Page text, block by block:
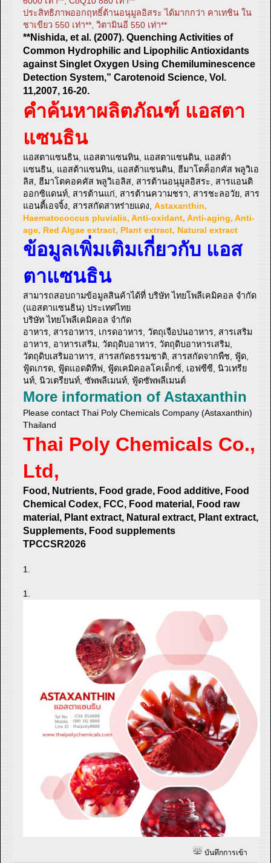
ประสิทธิภาพออกฤทธิ์ต้านอนุมูลอิสระ ได้มากกว่า คาเทชิน ใน
ชาเขียว 550 เท่า**, วิตามินอี 550 เท่า**
**Nishida, et al. (2007). Quenching Activities of
Common Hydrophilic and Lipophilic Antioxidants
against Singlet Oxygen Using Chemiluminescence
Detection System,” Carotenoid Science, Vol.
11,2007, 16-20.
คำค้นหาผลิตภัณฑ์ แอสตา
แซนธิน
แอสตาแซนธิน, แอสตาแซนทิน, แอสตาแซนติน, แอสต้า
แซนธิน, แอสต้าแซนทิน, แอสต้าแซนติน, ฮีมาโตค็อกคัส พลูวิเอ
ลิส, ฮีมาโตคอคคัส พลูวิเอลิส, สารต้านอนุมูลอิสระ, สารแอนติ
ออกซิแดนท์, สารต้านแก่, สารต้านความชรา, สารชะลอวัย, สาร
แอนตี้เอจจิ้ง, สารสกัดสาหร่ายแดง,Astaxanthin,
Haematococcus pluvialis, Anti-oxidant, Anti-aging, Anti-
age, Red Algae extract, Plant extract, Natural extract
ข้อมูลเพิ่มเติมเกี่ยวกับ แอส
ตาแซนธิน
สามารถสอบถามข้อมูลสินค้าได้ที่ บริษัท ไทยโพลีเคมิคอล จำกัด
(แอสตาแซนธิน) ประเทศไทย
บริษัท ไทยโพลีเคมิคอล จำกัด
อาหาร, สารอาหาร, เกรดอาหาร, วัตถุเจือปนอาหาร, สารเสริม
อาหาร, อาหารเสริม, วัตถุดิบอาหาร, วัตถุดิบอาหารเสริม,
วัตถุดิบเสริมอาหาร, สารสกัดธรรมชาติ, สารสกัดจากพืช, ฟู้ด,
ฟู้ดเกรด, ฟู้ดแอดดิทีฟ, ฟู้ดเคมิคอลโคเด็กซ์, เอฟซีซี, นิวเทรีย
นท์, นิวเตรียนท์, ซัพพลีเมนท์, ฟู้ดซัพพลีเมนต์
More information of Astaxanthin
Please contact Thai Poly Chemicals Company (Astaxanthin)
Thailand
Thai Poly Chemicals Co.,
Ltd,
Food, Nutrients, Food grade, Food additive, Food
Chemical Codex, FCC, Food material, Food raw
material, Plant extract, Natural extract, Plant extract,
Supplements, Food supplements
TPCCSR2026
1.
1.
บันทึกการเข้า